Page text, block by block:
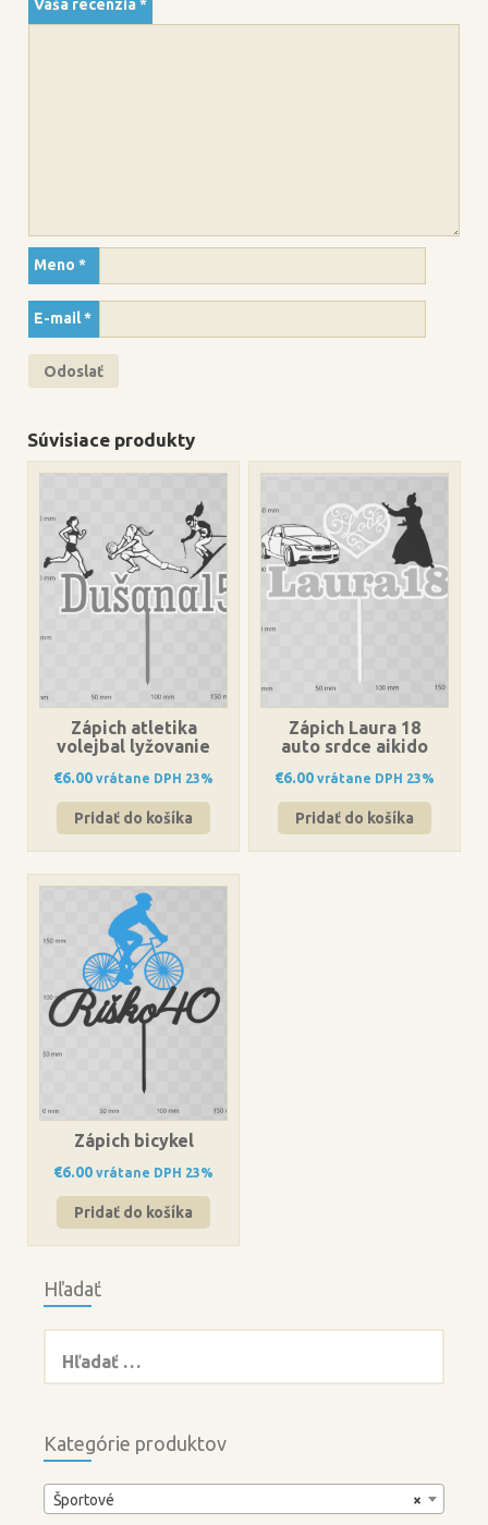
Vaša recenzia *
Meno *
E-mail*
Súvisiace produkty
Zápich atletika
volejbal lyžovanie
€6.00 vrátane DPH 23%
Pridať do košíka
Zápich Laura 18
auto srdce aikido
€6.00 vrátane DPH 23%
Pridať do košíka
Zápich bicykel
€6.00 vrátane DPH 23%
Pridať do košíka
Hľadať
Kategórie produktov
×
Športové